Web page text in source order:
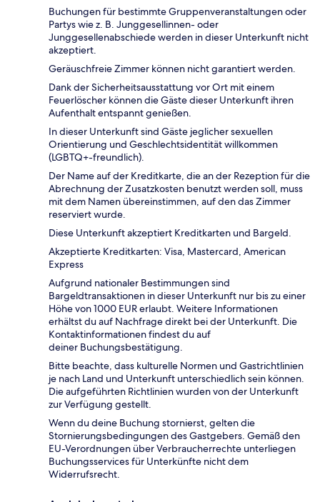
Buchungen für bestimmte Gruppenveranstaltungen oder
Partys wie z. B. Junggesellinnen- oder
Junggesellenabschiede werden in dieser Unterkunft nicht
akzeptiert.
Geräuschfreie Zimmer können nicht garantiert werden.
Dank der Sicherheitsausstattung vor Ort mit einem
Feuerlöscher können die Gäste dieser Unterkunft ihren
Aufenthalt entspannt genießen.
In dieser Unterkunft sind Gäste jeglicher sexuellen
Orientierung und Geschlechtsidentität willkommen
(LGBTQ+-freundlich).
Der Name auf der Kreditkarte, die an der Rezeption für die
Abrechnung der Zusatzkosten benutzt werden soll, muss
mit dem Namen übereinstimmen, auf den das Zimmer
reserviert wurde.
Diese Unterkunft akzeptiert Kreditkarten und Bargeld.
Akzeptierte Kreditkarten: Visa, Mastercard, American
Express
Aufgrund nationaler Bestimmungen sind
Bargeldtransaktionen in dieser Unterkunft nur bis zu einer
Höhe von 1000 EUR erlaubt. Weitere Informationen
erhältst du auf Nachfrage direkt bei der Unterkunft. Die
Kontaktinformationen findest du auf
deiner Buchungsbestätigung.
Bitte beachte, dass kulturelle Normen und Gastrichtlinien
je nach Land und Unterkunft unterschiedlich sein können.
Die aufgeführten Richtlinien wurden von der Unterkunft
zur Verfügung gestellt.
Wenn du deine Buchung stornierst, gelten die
Stornierungsbedingungen des Gastgebers. Gemäß den
EU-Verordnungen über Verbraucherrechte unterliegen
Buchungsservices für Unterkünfte nicht dem
Widerrufsrecht.